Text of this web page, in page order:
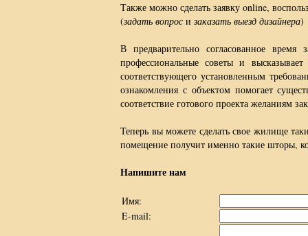
Также можно сделать заявку online,
(задать вопрос и заказать выезд дизайнера)
В предварительно согласованное
профессиональные советы и
соответствующего установленным
ознакомления с объектом помогает
соответствие готового проекта желаниям
Теперь вы можете сделать свое жилище
помещение получит именно такие шторы,
Напишите нам
Имя:
E-mail: